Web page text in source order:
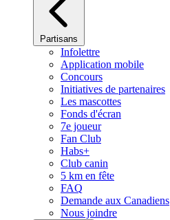
Partisans
Infolettre
Application mobile
Concours
Initiatives de partenaires
Les mascottes
Fonds d'écran
7e joueur
Fan Club
Habs+
Club canin
5 km en fête
FAQ
Demande aux Canadiens
Nous joindre